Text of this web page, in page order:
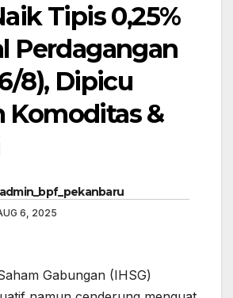
Tipis 0,25%
Perdagangan
8), Dipicu
Komoditas &
admin_bpf_pekanbaru
6, 2025
Gabungan (IHSG)